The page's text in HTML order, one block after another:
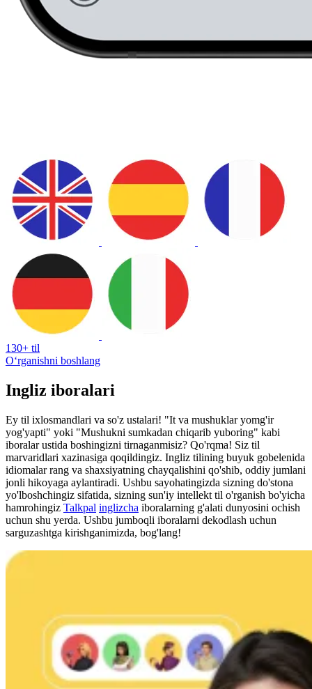
130+ til
Oʻrganishni boshlang
Ingliz iboralari
Ey til ixlosmandlari va so'z ustalari! "It va mushuklar yomg'ir
yog'yapti" yoki "Mushukni sumkadan chiqarib yuboring" kabi
iboralar ustida boshingizni tirnaganmisiz? Qo'rqma! Siz til
marvaridlari xazinasiga qoqildingiz. Ingliz tilining buyuk gobelenida
idiomalar rang va shaxsiyatning chayqalishini qo'shib, oddiy jumlani
jonli hikoyaga aylantiradi. Ushbu sayohatingizda sizning do'stona
yo'lboshchingiz sifatida, sizning sun'iy intellekt til o'rganish bo'yicha
hamrohingiz Talkpal inglizcha iboralarning g'alati dunyosini ochish
uchun shu yerda. Ushbu jumboqli iboralarni dekodlash uchun
sarguzashtga kirishganimizda, bog'lang!